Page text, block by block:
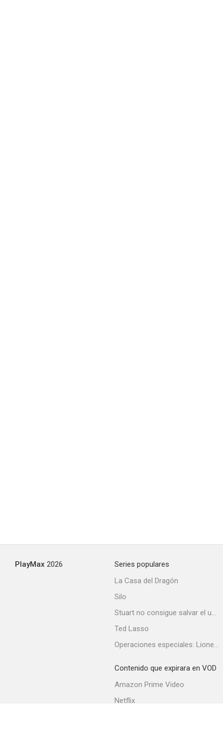
PlayMax 2026
Series populares
La Casa del Dragón
Silo
Stuart no consigue salvar el universo
Ted Lasso
Operaciones especiales: Lioness
Contenido que expirara en VOD
Amazon Prime Video
Netflix